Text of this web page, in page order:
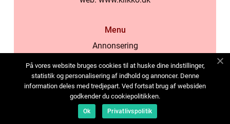
Menu
Annonsering
Cookies
Kontakta oss
Sitemap
På vores website bruges cookies til at huske dine indstillinger,
statistik og personalisering af indhold og annoncer. Denne
information deles med tredjepart. Ved fortsat brug af websiden
godkender du cookiepolitikken.
Ok Privatlivspolitik